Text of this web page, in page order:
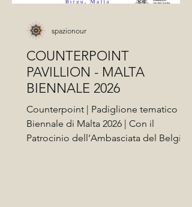
COUNTERPOINT
PAVILLION - MALTA
BIENNALE 2026
Counterpoint | Padiglione tematico
Biennale di Malta 2026 | Con il
Patrocinio dell’Ambasciata del Belgio a
spazionour